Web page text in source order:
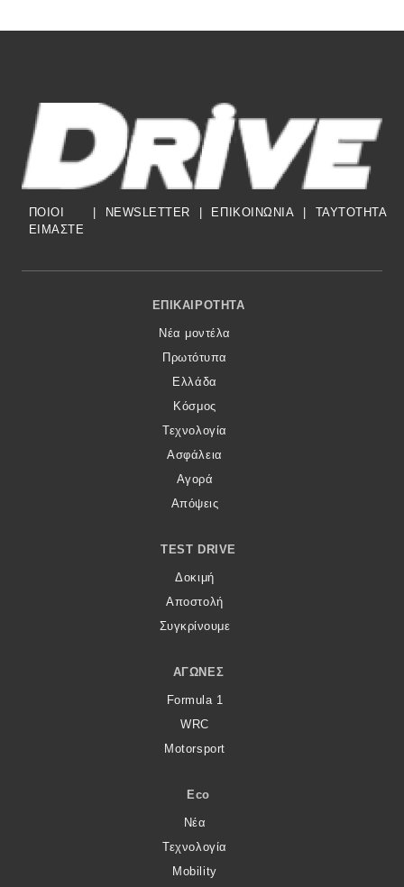
ΠΟΙΟΙ
ΕΙΜΑΣΤΕ
NEWSLETTER ΕΠΙΚΟΙΝΩΝΙΑ TAYTOTHTA
Footer Menu
ΕΠΙΚΑΙΡΌΤΗΤΑ
Νέα μοντέλα
Πρωτότυπα
Ελλάδα
Κόσμος
Τεχνολογία
Ασφάλεια
Αγορά
Απόψεις
TEST DRIVE
Δοκιμή
Αποστολή
Συγκρίνουμε
ΑΓΏΝΕΣ
Formula 1
WRC
Motorsport
Eco
Νέα
Τεχνολογία
Mobility